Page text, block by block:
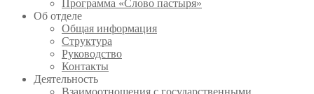
Программа «Слово пастыря»
Об отделе
Общая информация
Структура
Руководство
Контакты
Деятельность
Взаимоотношения с государственными